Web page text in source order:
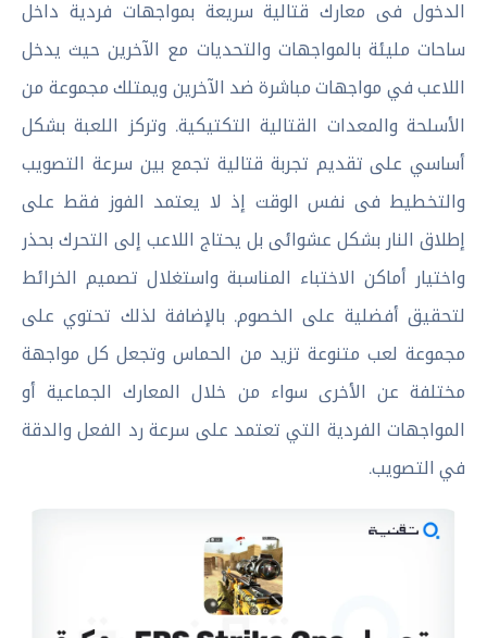
الدخول فى معارك قتالية سريعة بمواجهات فردية داخل
ساحات مليئة بالمواجهات والتحديات مع الآخرين حيث يدخل
اللاعب في مواجهات مباشرة ضد الآخرين ويمتلك مجموعة من
الأسلحة والمعدات القتالية التكتيكية. وتركز اللعبة بشكل
أساسي على تقديم تجربة قتالية تجمع بين سرعة التصويب
والتخطيط فى نفس الوقت إذ لا يعتمد الفوز فقط على
إطلاق النار بشكل عشوائى بل يحتاج اللاعب إلى التحرك بحذر
واختيار أماكن الاختباء المناسبة واستغلال تصميم الخرائط
لتحقيق أفضلية على الخصوم. بالإضافة لذلك تحتوي على
مجموعة لعب متنوعة تزيد من الحماس وتجعل كل مواجهة
مختلفة عن الأخرى سواء من خلال المعارك الجماعية أو
المواجهات الفردية التي تعتمد على سرعة رد الفعل والدقة
في التصويب.